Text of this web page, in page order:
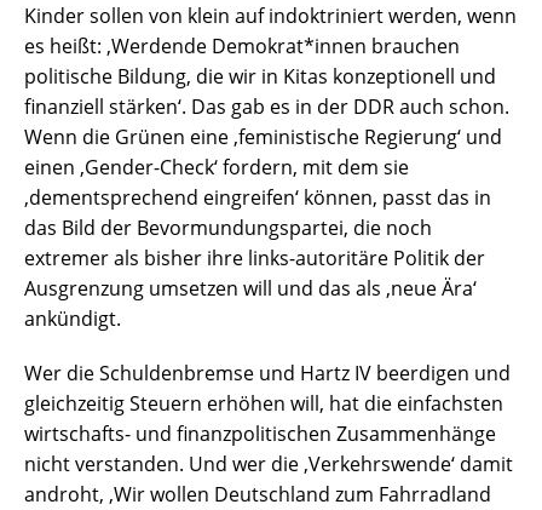
Kinder sollen von klein auf indoktriniert werden, wenn
es heißt: ‚Werdende Demokrat*innen brauchen
politische Bildung, die wir in Kitas konzeptionell und
finanziell stärken‘. Das gab es in der DDR auch schon.
Wenn die Grünen eine ‚feministische Regierung‘ und
einen ‚Gender-Check‘ fordern, mit dem sie
‚dementsprechend eingreifen‘ können, passt das in
das Bild der Bevormundungspartei, die noch
extremer als bisher ihre links-autoritäre Politik der
Ausgrenzung umsetzen will und das als ‚neue Ära‘
ankündigt.
Wer die Schuldenbremse und Hartz IV beerdigen und
gleichzeitig Steuern erhöhen will, hat die einfachsten
wirtschafts- und finanzpolitischen Zusammenhänge
nicht verstanden. Und wer die ‚Verkehrswende‘ damit
androht, ‚Wir wollen Deutschland zum Fahrradland